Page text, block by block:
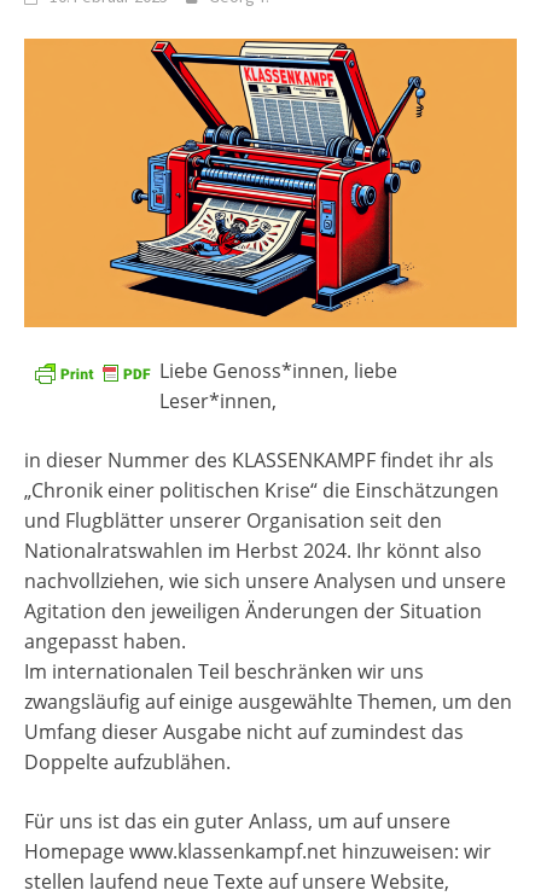
Liebe Genoss*innen, liebe
Leser*innen,
in dieser Nummer des KLASSENKAMPF findet ihr als
„Chronik einer politischen Krise“ die Einschätzungen
und Flugblätter unserer Organisation seit den
Nationalratswahlen im Herbst 2024. Ihr könnt also
nachvollziehen, wie sich unsere Analysen und unsere
Agitation den jeweiligen Änderungen der Situation
angepasst haben.
Im internationalen Teil beschränken wir uns
zwangsläufig auf einige ausgewählte Themen, um den
Umfang dieser Ausgabe nicht auf zumindest das
Doppelte aufzublähen.
Für uns ist das ein guter Anlass, um auf unsere
Homepage www.klassenkampf.net hinzuweisen: wir
stellen laufend neue Texte auf unsere Website,